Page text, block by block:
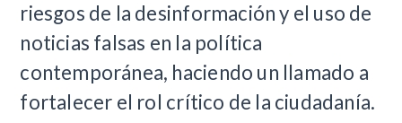
riesgos de la desinformación y el uso de
noticias falsas en la política
contemporánea, haciendo un llamado a
fortalecer el rol crítico de la ciudadanía.